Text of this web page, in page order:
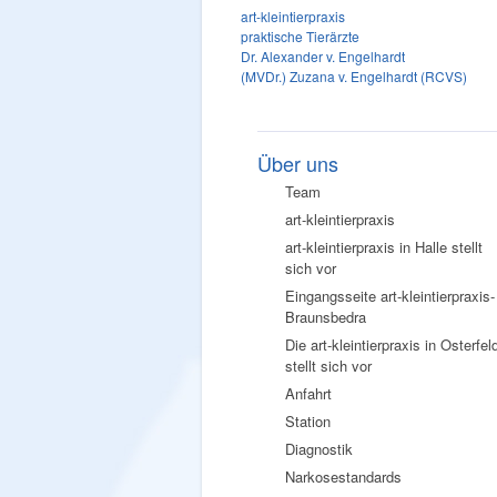
art-kleintierpraxis
praktische Tierärzte
Dr. Alexander v. Engelhardt
(MVDr.) Zuzana v. Engelhardt (RCVS)
Über uns
Team
art-kleintierpraxis
art-kleintierpraxis in Halle stellt
sich vor
Eingangsseite art-kleintierpraxis-
Braunsbedra
Die art-kleintierpraxis in
stellt sich vor
Anfahrt
Station
Diagnostik
Narkosestandards